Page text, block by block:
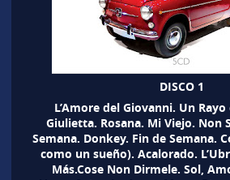
DISCO 1
L’Amore del Giovanni. Un
Giulietta. Rosana. Mi Viejo. Non
Semana. Donkey. Fin de Semana.
como un sueño). Acalorado.
Más.Cose Non Dirmele. Sol,